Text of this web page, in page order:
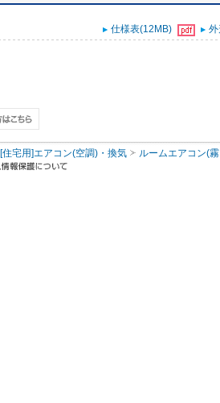
仕様表(12MB)
[住宅用]エアコン(空調)・換気 ルームエアコン(